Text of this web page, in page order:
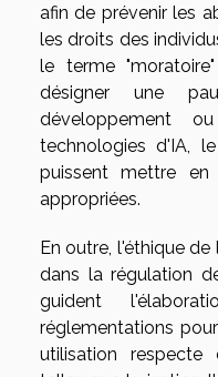
afin de prévenir les
les droits des
le terme
désigner une
développement
technologies d'IA,
puissent mettre en
appropriées.
En outre, l'éthique
dans la régulation
guident
réglementations
utilisation respecte